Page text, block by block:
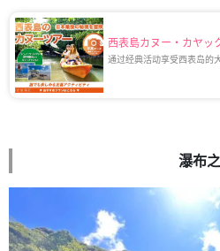
西表島カヌー・カヤッ
通过经典活动享受西表岛的
瀑布